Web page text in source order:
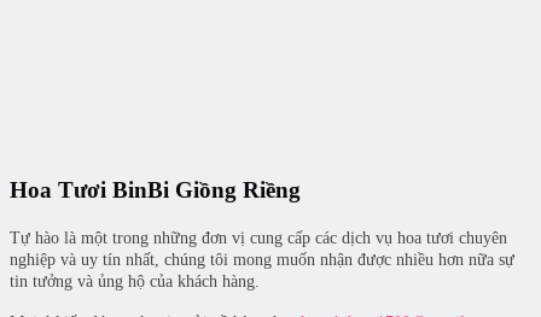
Hoa Tươi BinBi Giồng Riềng
Tự hào là một trong những đơn vị cung cấp các dịch vụ hoa tươi chuyên
nghiệp và uy tín nhất, chúng tôi mong muốn nhận được nhiều hơn nữa sự
tin tưởng và ủng hộ của khách hàng.